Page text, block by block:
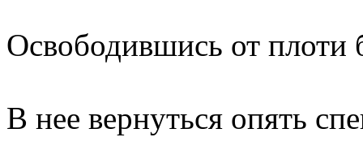
Освободившись от плоти
В нее вернуться опять